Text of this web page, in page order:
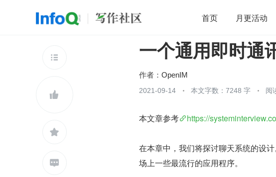
首页 月更活动
开源 架构 OpenHarmony
查看更多




一个通用即时通
作者： OpenIM
2021-09-14 本文字数：7248 字 阅
本文章参考 https://
在本章中，我们将探讨聊天系统的设
场上一些最流行的应用程序。